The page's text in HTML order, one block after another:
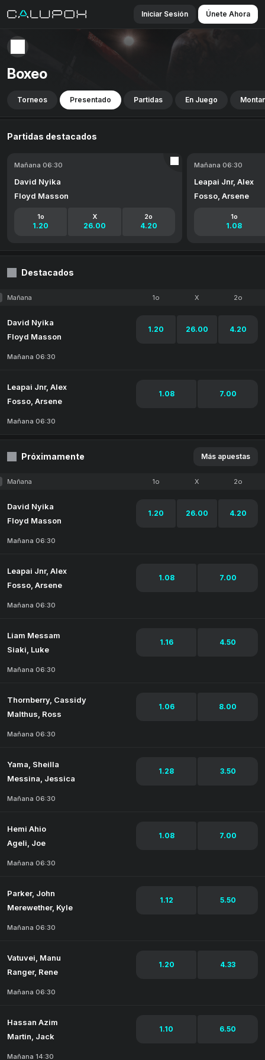
Iniciar Sesión Únete Ahora
Boxeo
Torneos Presentado Partidas En Juego
Partidas destacados
Mañana 06:30
David Nyika
Floyd Masson
1o
1.20
X
26.00
2o
4.20
Mañana 06:30
Leapai Jnr, Alex
Fosso, Arsene
1o
1.08
Destacados
Mañana 1o X 2o
David Nyika
Floyd Masson
1.20 26.00 4.20
Mañana 06:30
Leapai Jnr, Alex
Fosso, Arsene
1.08 7.00
Mañana 06:30
Próximamente Más apuestas
Mañana 1o X 2o
David Nyika
Floyd Masson
1.20 26.00 4.20
Mañana 06:30
Leapai Jnr, Alex
Fosso, Arsene
1.08 7.00
Mañana 06:30
Liam Messam
Siaki, Luke
1.16 4.50
Mañana 06:30
Thornberry, Cassidy
Malthus, Ross
1.06 8.00
Mañana 06:30
Yama, Sheilla
Messina, Jessica
1.28 3.50
Mañana 06:30
Hemi Ahio
Ageli, Joe
1.08 7.00
Mañana 06:30
Parker, John
Merewether, Kyle
1.12 5.50
Mañana 06:30
Vatuvei, Manu
Ranger, Rene
1.20 4.33
Mañana 06:30
Hassan Azim
Martin, Jack
1.10 6.50
Mañana 14:30